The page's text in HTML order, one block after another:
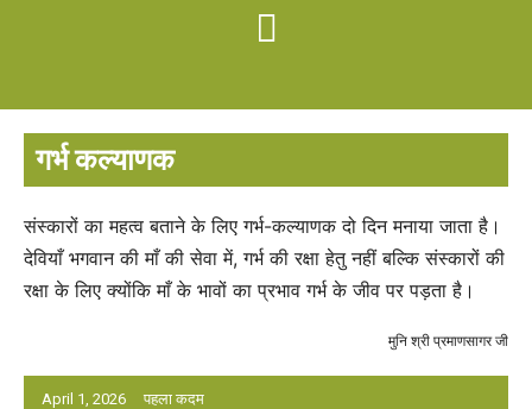
गर्भ कल्याणक
April 1, 2026 पहला कदम
संस्कारों का महत्व बताने के लिए गर्भ-कल्याणक दो दिन मनाया जाता है।
देवियाँ भगवान की माँ की सेवा में, गर्भ की रक्षा हेतु नहीं बल्कि संस्कारों की
रक्षा के लिए क्योंकि माँ के भावों का प्रभाव गर्भ के जीव पर पड़ता है।
मुनि श्री प्रमाणसागर जी